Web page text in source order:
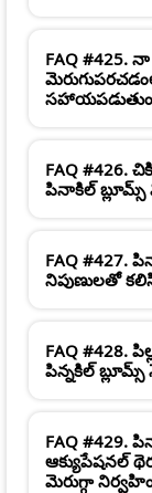
FAQ #425.
FAQ #426.
పినాకిల్
FAQ #427.
నిపుణులతో
FAQ #428.
పిన్నకిల్
FAQ #429.
ఆక్యుపేషనల్
మెరుగ్గా